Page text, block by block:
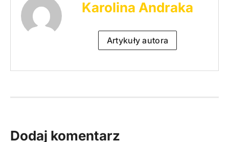
Karolina Andraka
Artykuły autora
Dodaj komentarz